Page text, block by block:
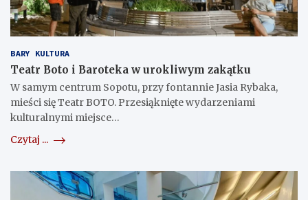
BARY KULTURA
Teatr Boto i Baroteka w urokliwym zakątku
W samym centrum Sopotu, przy fontannie Jasia Rybaka,
mieści się Teatr BOTO. Przesiąknięte wydarzeniami
kulturalnymi miejsce…
Czytaj ...